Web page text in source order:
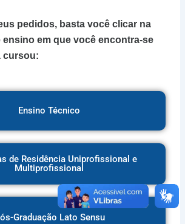
pedidos, basta você clicar na
ensino em que você encontra-se
cursou:
Ensino Técnico
de Residência Uniprofissional e
Multiprofissional
Graduação Lato Sensu